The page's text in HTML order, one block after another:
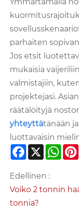
parhaiten
Jos etsit
mukaisia
valmistajiin,
projektejasi.
räätälöityjä
yhteyttätänään
luottavaisin
Facebook
X
Edellinen :
Voiko 2 tonnin
tonnia?